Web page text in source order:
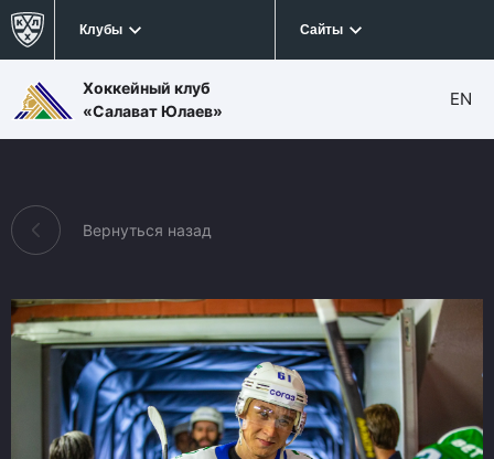
Клубы Сайты
Хоккейный клуб
«Салават Юлаев»
EN
Вернуться назад